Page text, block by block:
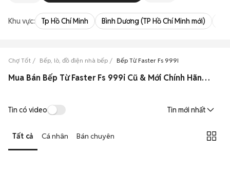
Khu vực: Tp Hồ Chí Minh Bình Dương (TP Hồ Chí Minh mới)
Chợ Tốt Bếp, lò, đồ điện nhà bếp Bếp Từ Faster Fs 999I
Mua Bán Bếp Từ Faster Fs 999i Cũ & Mới Chính Hãng Giá Rẻ
Tin có video Tin mới nhất
Tất cả Cá nhân Bán chuyên